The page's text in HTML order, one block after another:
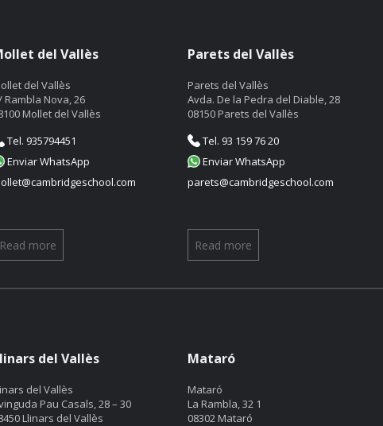
del Vallès
del Vallès
Rambla Nova, 26
Mollet del Vallès
Tel. 935794451
Enviar WhatsApp
Read more
Parets del Vallès
Parets del Vallès
Avda. De la Pedra del Diable, 28
08150 Parets del Vallès
Tel. 93 159 76 20
Enviar WhatsApp
parets@cambridgeschool.com
Read more
del Vallès
del Vallès
Pau Casals, 28 – 30
Llinars del Vallès
Mataró
Mataró
La Rambla, 32 1
08302 Mataró